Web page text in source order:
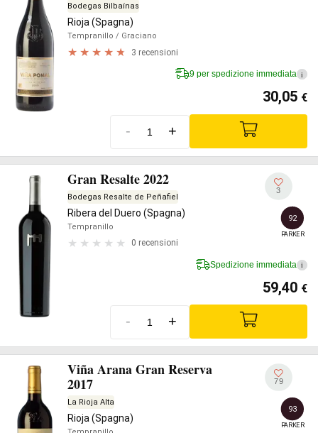
Bodegas Bilbaínas
Rioja (Spagna)
Tempranillo / Graciano
3 recensioni
9 per spedizione immediata i
30,05 €
- +
Gran Resalte 2022
Bodegas Resalte de Peñafiel
Ribera del Duero (Spagna)
Tempranillo
0 recensioni
3
92
PARKER
Spedizione immediata i
59,40 €
- +
Viña Arana Gran Reserva
2017
La Rioja Alta
Rioja (Spagna)
79
93
PARKER